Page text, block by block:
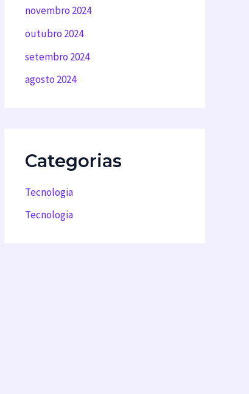
novembro 2024
outubro 2024
setembro 2024
agosto 2024
Categorias
Tecnologia
Tecnologia